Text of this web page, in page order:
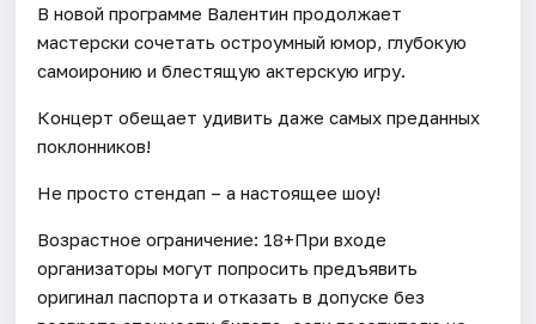
В новой программе Валентин продолжает
мастерски сочетать остроумный юмор, глубокую
самоиронию и блестящую актерскую игру.
Концерт обещает удивить даже самых преданных
поклонников!
Не просто стендап – а настоящее шоу!
Возрастное ограничение: 18+При входе
организаторы могут попросить предъявить
оригинал паспорта и отказать в допуске без